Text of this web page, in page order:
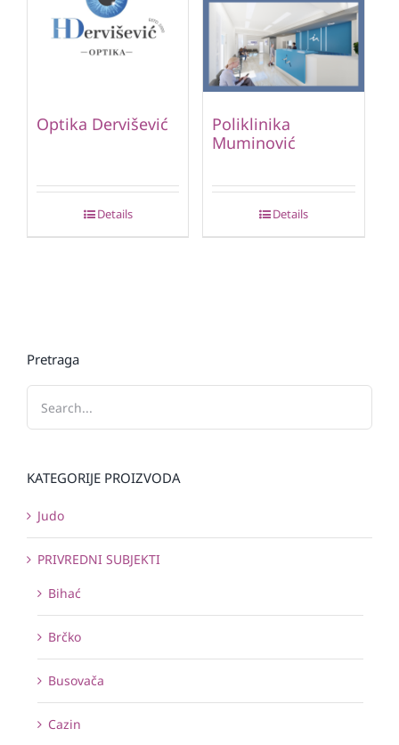
Optika Dervišević
Details
Poliklinika
Muminović
Details
Pretraga
KATEGORIJE PROIZVODA
Judo
PRIVREDNI SUBJEKTI
Bihać
Brčko
Busovača
Cazin